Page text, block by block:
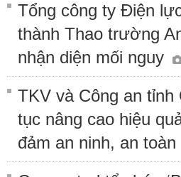
Tổng công ty Điện
thành Thao trường
nhận diện mối nguy
TKV và Công an tỉnh
tục nâng cao hiệu
đảm an ninh, an